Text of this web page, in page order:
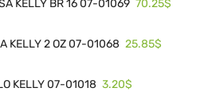
KELLY BR 16 07-01069 70.25$
KELLY 2 OZ 07-01068 25.85$
KELLY 07-01018 3.20$